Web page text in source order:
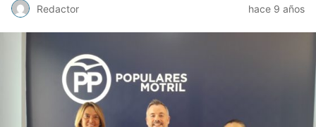
Redactor hace 9 años